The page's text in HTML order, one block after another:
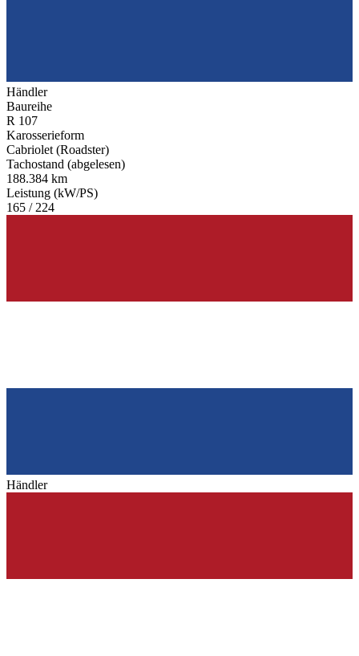
Händler
Baureihe
R 107
Karosserieform
Cabriolet (Roadster)
Tachostand (abgelesen)
188.384 km
Leistung (kW/PS)
165 / 224
Händler